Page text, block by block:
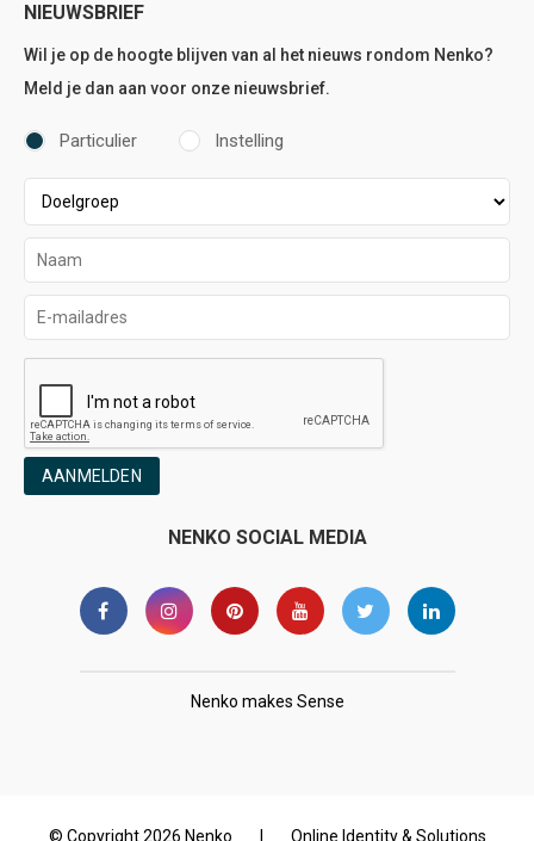
NIEUWSBRIEF
Wil je op de hoogte blijven van al het nieuws rondom Nenko?
Meld je dan aan voor onze nieuwsbrief.
Particulier Instelling
AANMELDEN
NENKO SOCIAL MEDIA
Nenko makes Sense
© Copyright 2026 Nenko Online Identity & Solutions